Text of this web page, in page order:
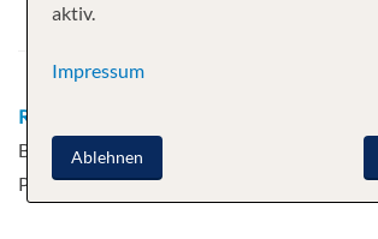
Route
Bridgetown - Fort De France - Pointe à
Pitre - Tortola - La Romana
aktiv.
Impressum
Ablehnen